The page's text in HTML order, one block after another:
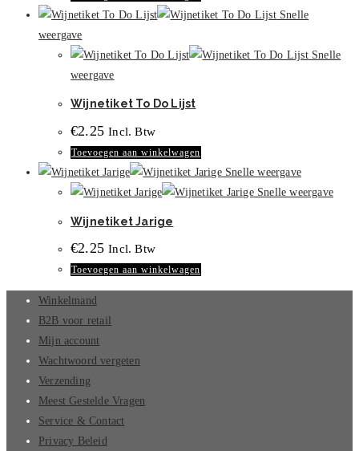
de
Snelle
weergave
Snelle
weergave
Wijnetiket To Do Lijst
€2.25 Incl. Btw
Toevoegen aan winkelwagen
Snelle weergave
Snelle weergave
Wijnetiket Jarige
€2.25 Incl. Btw
Toevoegen aan winkelwagen
Winkelmand
B2B voor retail
Mijn account
Wachtwoord vergeten
Verzending
Meest Gestelde Vragen
Service & Contact
Privacy Beleid